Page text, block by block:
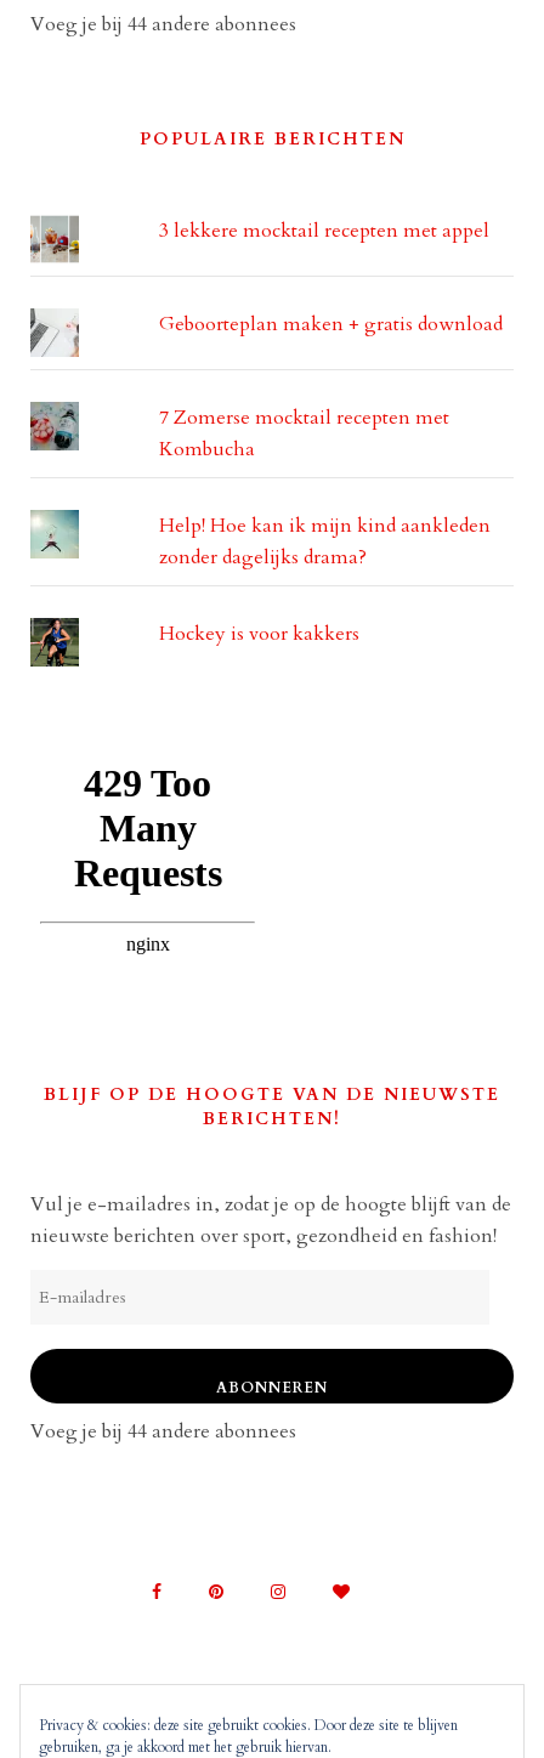
Voeg je bij 44 andere abonnees
POPULAIRE BERICHTEN
3 lekkere mocktail recepten met appel
Geboorteplan maken + gratis download
7 Zomerse mocktail recepten met
Kombucha
Help! Hoe kan ik mijn kind aankleden
zonder dagelijks drama?
Hockey is voor kakkers
BLIJF OP DE HOOGTE VAN DE NIEUWSTE
BERICHTEN!
Vul je e-mailadres in, zodat je op de hoogte blijft van de
nieuwste berichten over sport, gezondheid en fashion!
mailadres
ABONNEREN
Voeg je bij 44 andere abonnees
Privacy & cookies: deze site gebruikt cookies. Door deze site te blijven
gebruiken, ga je akkoord met het gebruik hiervan.